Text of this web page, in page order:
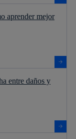
aprender mejor
entre daños y